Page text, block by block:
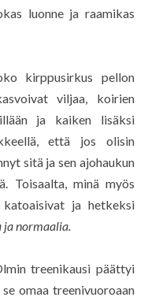
luonne ja raamikas
kirppusirkus pellon
viljaa, koirien
ja kaiken lisäksi
että jos olisin
sitä ja sen ajohaukun
Toisaalta, minä myös
ja hetkeksi
ja normaalia.
treenikausi päättyi
omaa treenivuoroaan